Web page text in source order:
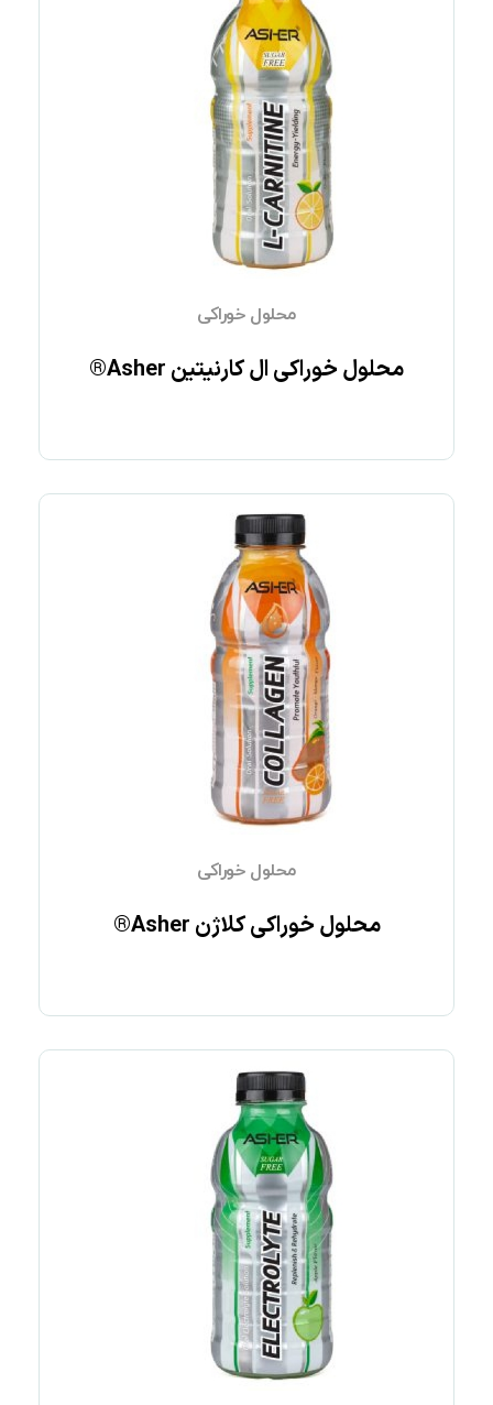
محلول خوراکی ال کارنیتین Asher®
محلول خوراکی
محلول خوراکی کلاژن Asher®
محلول خوراکی